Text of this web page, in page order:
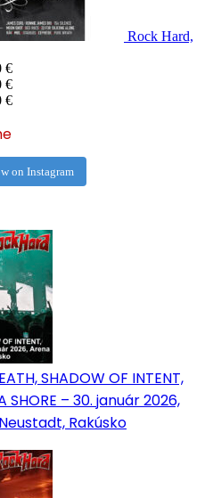
Rock Hard,
€
€
€
on Instagram
SHADOW OF INTENT,
SHORE – 30. január 2026,
Rakúsko